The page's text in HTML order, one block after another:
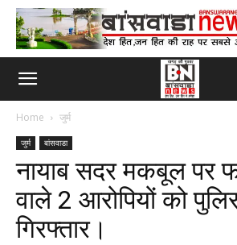
Home जुर्म
जुर्म बांसवाडा
नायाब सदर मकबूल पर
वाले 2 आरोपियों को
गिरफ्तार।